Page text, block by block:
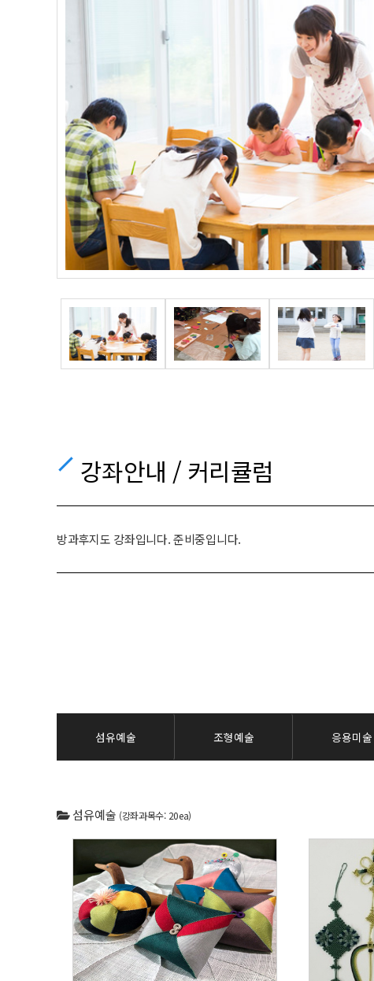
강좌안내 / 커리큘럼
방과후지도 강좌입니다. 준비중입니다.
섬유예술 조형예술 응용미술
섬유예술 (강좌과목수: 20ea)